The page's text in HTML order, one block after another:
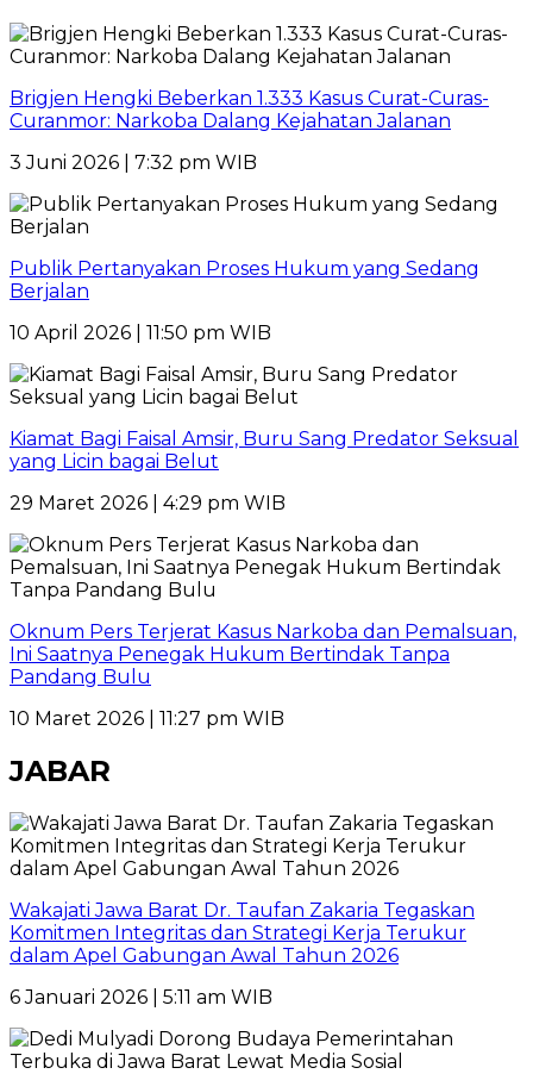
Brigjen Hengki Beberkan 1.333 Kasus Curat-Curas-
Curanmor: Narkoba Dalang Kejahatan Jalanan
3 Juni 2026 | 7:32 pm WIB
Publik Pertanyakan Proses Hukum yang Sedang
Berjalan
10 April 2026 | 11:50 pm WIB
Kiamat Bagi Faisal Amsir, Buru Sang Predator Seksual
yang Licin bagai Belut
29 Maret 2026 | 4:29 pm WIB
Oknum Pers Terjerat Kasus Narkoba dan Pemalsuan,
Ini Saatnya Penegak Hukum Bertindak Tanpa
Pandang Bulu
10 Maret 2026 | 11:27 pm WIB
JABAR
Wakajati Jawa Barat Dr. Taufan Zakaria Tegaskan
Komitmen Integritas dan Strategi Kerja Terukur
dalam Apel Gabungan Awal Tahun 2026
6 Januari 2026 | 5:11 am WIB